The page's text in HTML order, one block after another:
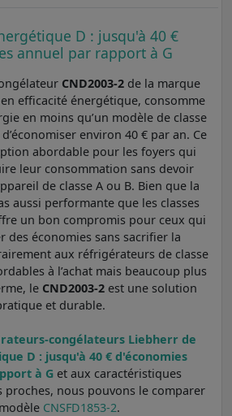
D : jusqu'à 40 €
annuel par rapport à G
CND2003-2 de la marque
en efficacité énergétique, consomme
en moins qu’un modèle de classe
environ 40 € par an. Ce
abordable pour les foyers qui
leur consommation sans devoir
de classe A ou B. Bien que la
aussi performante que les classes
un bon compromis pour ceux qui
des économies sans sacrifier la
aux réfrigérateurs de classe
à l’achat mais beaucoup plus
le CND2003-2est une solution
et durable.
congélateurs Liebherr de
D : jusqu'à 40 € d'économies
à Get aux caractéristiques
proches, nous pouvons le comparer
CNSFD1853-2.